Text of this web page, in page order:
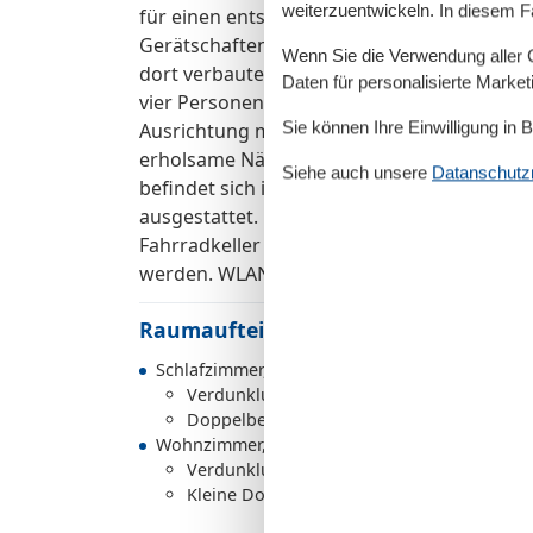
für einen entspannten Filmeabend. Die
Gerätschaften und Utensilien, so dass Sie
dort verbaute Mikrowelle verfügt
vier Personen befindet sich unmittelbar
Ausrichtung mit zahlreichen
erholsame Nächte. Auf einen geräumigen
befindet sich im Wohnungsflur. Das
ausgestattet. Ein Stellplatz zur Unterkunft
Fahrradkeller untergebracht oder
werden. WLAN steht Ihnen kostenfrei zur
Raumaufteilung
Schlafzimmer, 2 Personen
Verdunklungsvorhänge, Kleiderschrank
Doppelbett
Wohnzimmer, 2 Personen
Verdunklungsvorhänge
Kleine Doppelcouch
weiterzuentwickeln. In diesem
Wenn Sie die Verwendung
Daten für personalisierte
Sie können Ihre Einwilligung in
Siehe auch unsere